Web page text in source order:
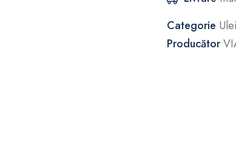
Categorie
Producător